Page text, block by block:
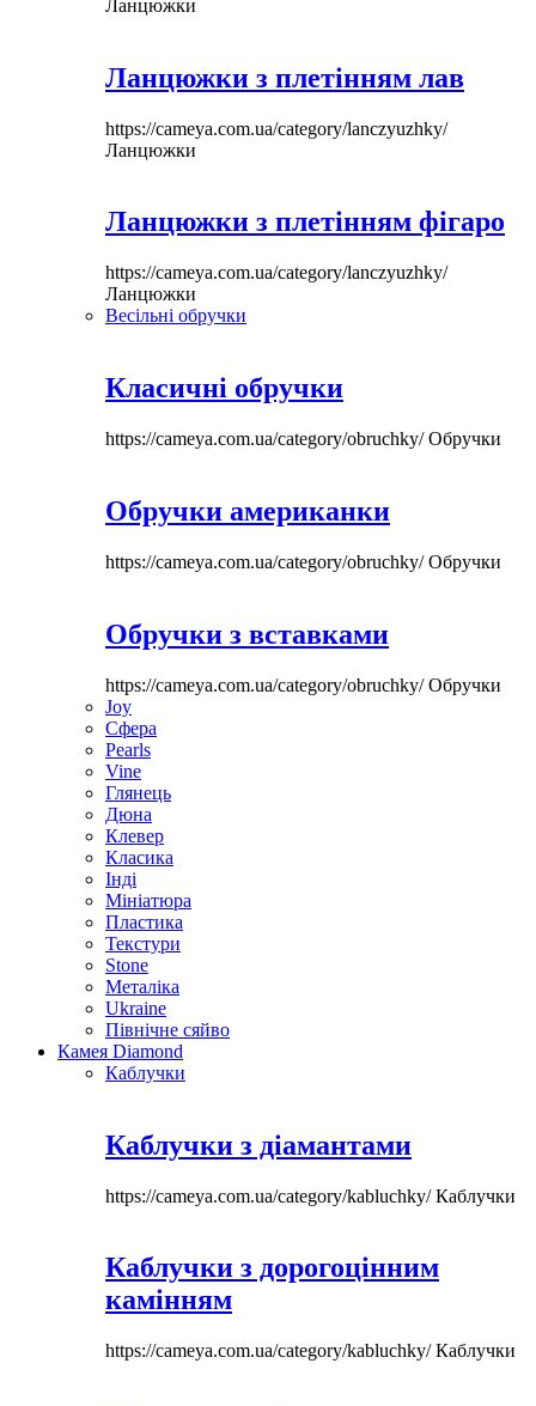
Ланцюжки
Ланцюжки з плетінням лав
https://cameya.com.ua/category/lanczyuzhky/
Ланцюжки
Ланцюжки з плетінням фігаро
https://cameya.com.ua/category/lanczyuzhky/
Ланцюжки
Весільні обручки
Класичні обручки
https://cameya.com.ua/category/obruchky/Обручки
Обручки американки
https://cameya.com.ua/category/obruchky/Обручки
Обручки з вставками
https://cameya.com.ua/category/obruchky/Обручки
Joy
Сфера
Pearls
Vine
Глянець
Дюна
Клевер
Класика
Інді
Мініатюра
Пластика
Текстури
Stone
Металіка
Ukraine
Північне сяйво
Камея Diamond
Каблучки
Каблучки з діамантами
https://cameya.com.ua/category/kabluchky/Каблучки
Каблучки з дорогоцінним
камінням
https://cameya.com.ua/category/kabluchky/Каблучки